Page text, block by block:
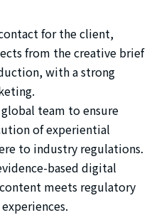
for the client,
from the creative brief
with a strong
team to ensure
of experiential
to industry regulations.
based digital
meets regulatory